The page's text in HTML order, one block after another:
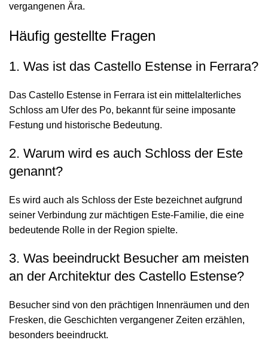
vergangenen Ära.
Häufig gestellte Fragen
1. Was ist das Castello Estense in Ferrara?
Das Castello Estense in Ferrara ist ein mittelalterliches
Schloss am Ufer des Po, bekannt für seine imposante
Festung und historische Bedeutung.
2. Warum wird es auch Schloss der Este
genannt?
Es wird auch als Schloss der Este bezeichnet aufgrund
seiner Verbindung zur mächtigen Este-Familie, die eine
bedeutende Rolle in der Region spielte.
3. Was beeindruckt Besucher am meisten
an der Architektur des Castello Estense?
Besucher sind von den prächtigen Innenräumen und den
Fresken, die Geschichten vergangener Zeiten erzählen,
besonders beeindruckt.